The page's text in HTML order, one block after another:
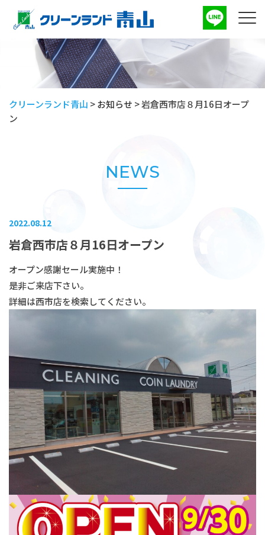
クリーンランド青山 >お知らせ >岩倉西市店８月16日オープ
ン
NEWS
2022.08.12
岩倉西市店８月16日オープン
オープン感謝セール実施中！
是非ご来店下さい。
詳細は西市店を検索してください。